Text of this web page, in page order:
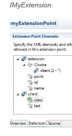
IMyExtension